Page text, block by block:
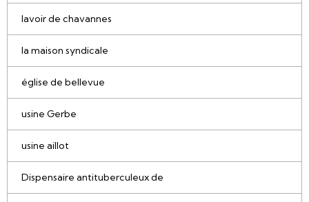
lavoir de chavannes
la maison syndicale
église de bellevue
usine Gerbe
usine aillot
Dispensaire antituberculeux de